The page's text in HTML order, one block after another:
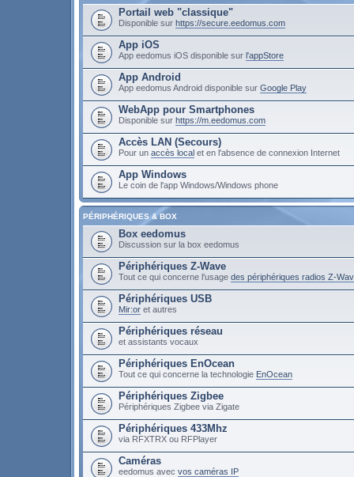
Portail web "classique"
Disponible sur https://secure.eedomus.com
App iOS
App eedomus iOS disponible sur l'appStore
App Android
App eedomus Android disponible sur Google Play
WebApp pour Smartphones
Disponible sur https://m.eedomus.com
Accès LAN (Secours)
Pour un accès local et en l'absence de connexion Internet
App Windows
Le coin de l'app Windows/Windows phone
PÉRIPHÉRIQUES & BOX
Box eedomus
Discussion sur la box eedomus
Périphériques Z-Wave
Tout ce qui concerne l'usage des périphériques radios Z-
Périphériques USB
Mir:or et autres
Périphériques réseau
et assistants vocaux
Périphériques EnOcean
Tout ce qui concerne la technologie EnOcean
Périphériques Zigbee
Périphériques Zigbee via Zigate
Périphériques 433Mhz
via RFXTRX ou RFPlayer
Caméras
eedomus avec vos caméras IP